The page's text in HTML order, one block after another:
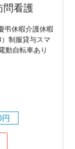
問看護
弔休暇介護休暇
制服貸与スマ
動自転車あり